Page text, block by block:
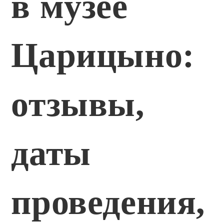
Царицыно:
отзывы,
даты
проведения,